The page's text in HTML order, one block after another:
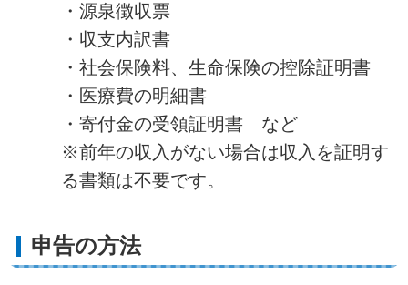
・源泉徴収票
・収支内訳書
・社会保険料、生命保険の控除証明書
・医療費の明細書
・寄付金の受領証明書 など
※前年の収入がない場合は収入を証明す
る書類は不要です。
申告の方法